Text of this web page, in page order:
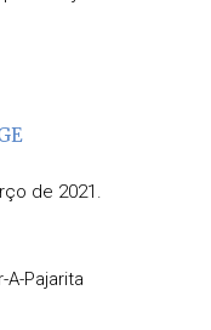
de 2021.